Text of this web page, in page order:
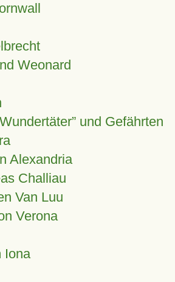
Weonard
und Gefährten
Alexandria
Challiau
Van Luu
Verona
Iona